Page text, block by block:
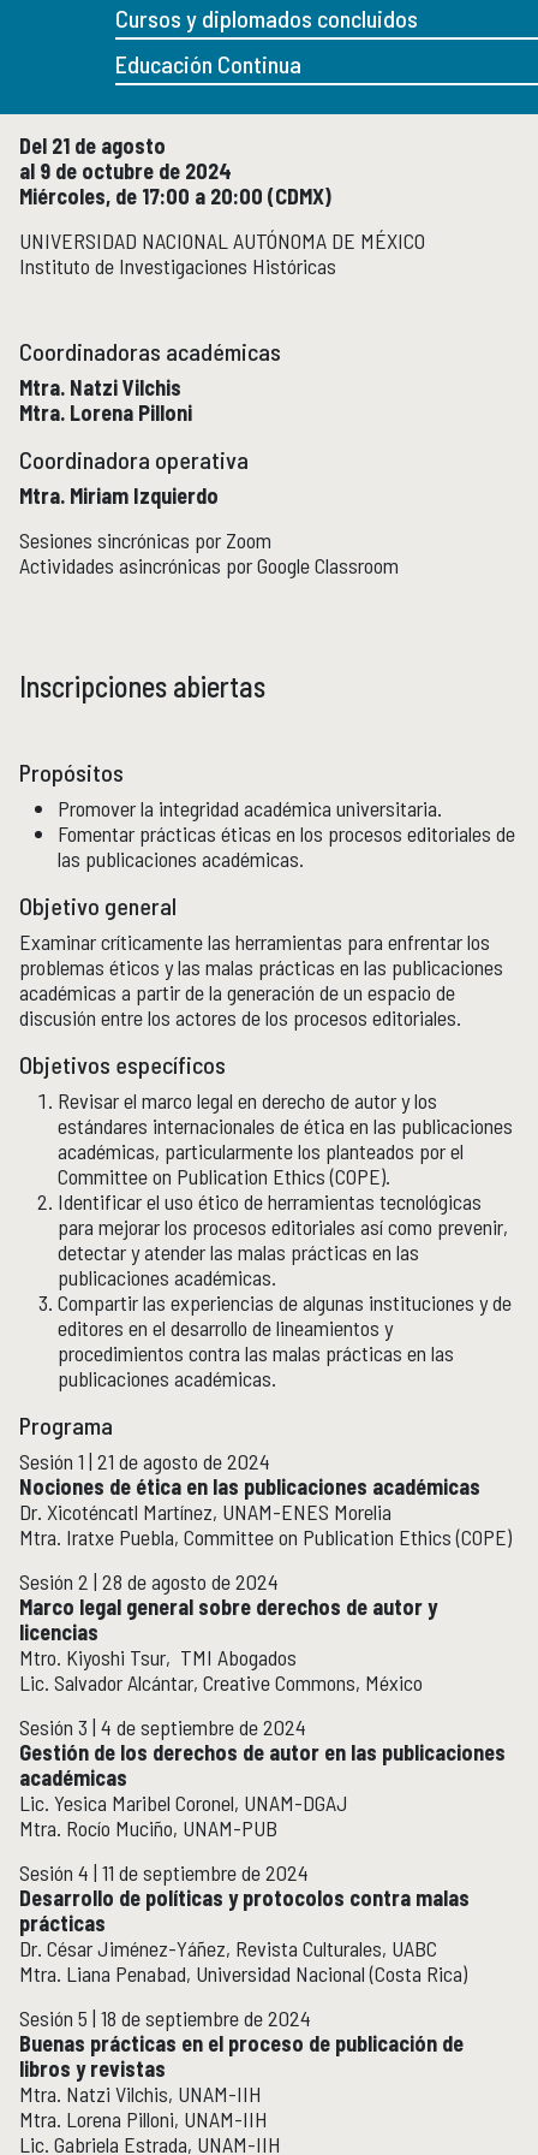
Investigación posdoctoral
Actividades académicas
ACTIVIDADES ACADÉMICAS
Actividades académicas por año
Formación
FORMACIÓN
Posgrado
Educación Continua
EDUCACIÓN CONTINUA
Cursos y diplomados vigentes
Próximamente
Cursos y diplomados concluidos
Publicaciones y librería
PUBLICACIONES
Normas y políticas editoriales
Librería
Comunicación Pública de la Historia
COMUNICACIÓN PÚBLICA DE LA HISTORIA
Serie editorial Históricas Comunicación Pública
Podcast Históricas
Cajón de historias
Acervos
BIBLIOTECA
Servicios
Boletín
Recursos en línea
Repositorio Institucional Históricas UNAM
Unidad Oaxaca
UNIDAD OAXACA
Investigación
Investigadores
Docencia y vinculación
Actividades académicas
Género y Ética
GÉNERO Y ÉTICA
Cursos y diplomados concluidos
Educación Continua
Del 21 de agosto
al 9 de octubre de 2024
Miércoles, de 17:00 a 20:00 (CDMX)
UNIVERSIDAD NACIONAL AUTÓNOMA DE MÉXICO
Instituto de Investigaciones Históricas
Coordinadoras académicas
Mtra. Natzi Vilchis
Mtra. Lorena Pilloni
Coordinadora operativa
Mtra. Miriam Izquierdo
Sesiones sincrónicas por Zoom
Actividades asincrónicas por Google Classroom
Inscripciones abiertas
Propósitos
Promover la integridad académica universitaria.
Fomentar prácticas éticas en los procesos editoriales de
las publicaciones académicas.
Objetivo general
Examinar críticamente las herramientas para enfrentar los
problemas éticos y las malas prácticas en las publicaciones
académicas a partir de la generación de un espacio de
discusión entre los actores de los procesos editoriales.
Objetivos específicos
Revisar el marco legal en derecho de autor y los
estándares internacionales de ética en las publicaciones
académicas, particularmente los planteados por el
Committee on Publication Ethics (COPE).
Identificar el uso ético de herramientas tecnológicas
para mejorar los procesos editoriales así como prevenir,
detectar y atender las malas prácticas en las
publicaciones académicas.
Compartir las experiencias de algunas instituciones y de
editores en el desarrollo de lineamientos y
procedimientos contra las malas prácticas en las
publicaciones académicas.
Programa
Sesión 1 | 21 de agosto de 2024
Nociones de ética en las publicaciones académicas
Dr. Xicoténcatl Martínez, UNAM-ENES Morelia
Mtra. Iratxe Puebla, Committee on Publication Ethics (COPE)
Sesión 2 | 28 de agosto de 2024
Marco legal general sobre derechos de autor y
licencias
Mtro. Kiyoshi Tsur, TMI Abogados
Lic. Salvador Alcántar, Creative Commons, México
Sesión 3 | 4 de septiembre de 2024
Gestión de los derechos de autor en las publicaciones
académicas
Lic. Yesica Maribel Coronel, UNAM-DGAJ
Mtra. Rocío Muciño, UNAM-PUB
Sesión 4 | 11 de septiembre de 2024
Desarrollo de políticas y protocolos contra malas
prácticas
Dr. César Jiménez-Yáñez, Revista Culturales, UABC
Mtra. Liana Penabad, Universidad Nacional (Costa Rica)
Sesión 5 | 18 de septiembre de 2024
Buenas prácticas en el proceso de publicación de
libros y revistas
Mtra. Natzi Vilchis, UNAM-IIH
Mtra. Lorena Pilloni, UNAM-IIH
Lic. Gabriela Estrada, UNAM-IIH